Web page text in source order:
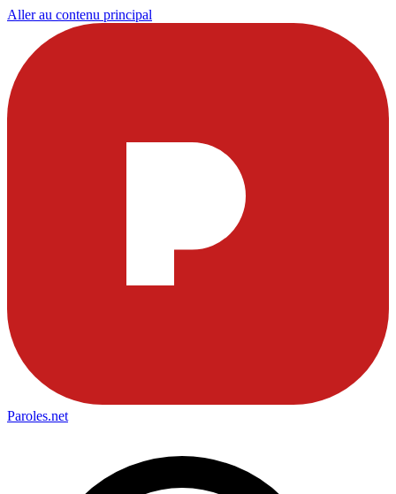
Aller au contenu principal
Paroles.net